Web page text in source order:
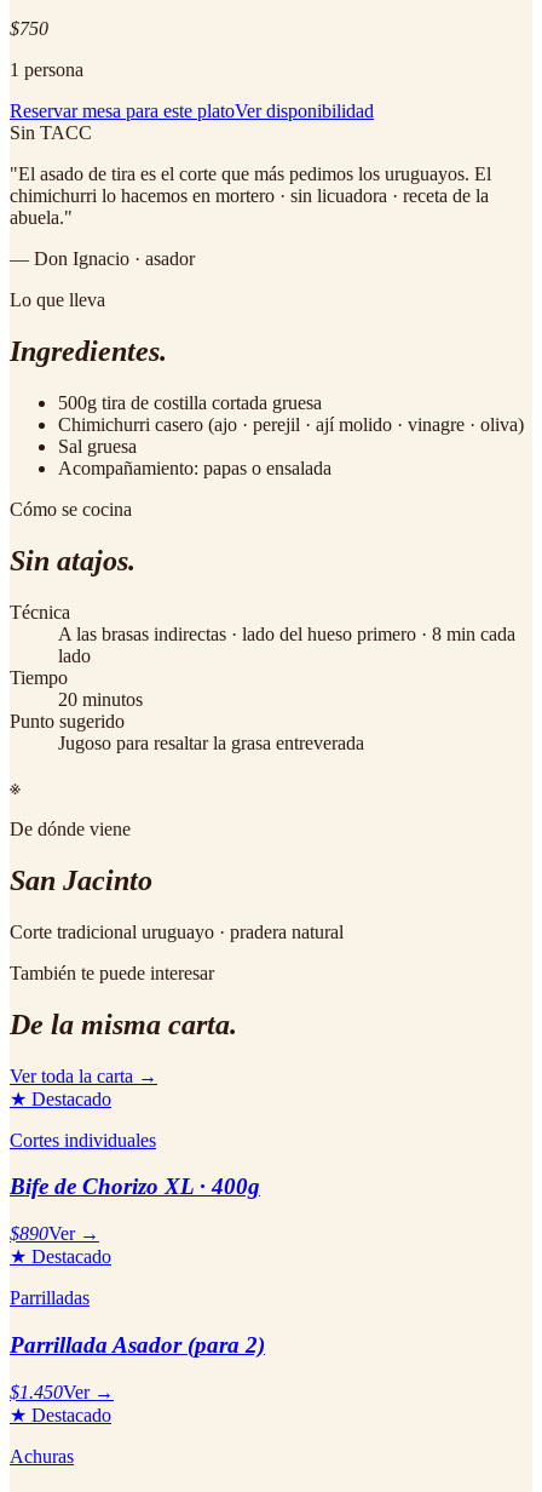
$750
1 persona
Reservar mesa para este platoVer disponibilidad
Sin TACC
"El asado de tira es el corte que más pedimos los uruguayos. El
chimichurri lo hacemos en mortero · sin licuadora · receta de la
abuela."
— Don Ignacio · asador
Lo que lleva
Ingredientes.
500g tira de costilla cortada gruesa
Chimichurri casero (ajo · perejil · ají molido · vinagre · oliva)
Sal gruesa
Acompañamiento: papas o ensalada
Cómo se cocina
Sin atajos.
Técnica
A las brasas indirectas · lado del hueso primero · 8 min cada
lado
Tiempo
20 minutos
Punto sugerido
Jugoso para resaltar la grasa entreverada
※
De dónde viene
San Jacinto
Corte tradicional uruguayo · pradera natural
También te puede interesar
De la misma carta.
Ver toda la carta →
★ Destacado
Cortes individuales
Bife de Chorizo XL · 400g
$890Ver →
★ Destacado
Parrilladas
Parrillada Asador (para 2)
$1.450Ver →
★ Destacado
Achuras